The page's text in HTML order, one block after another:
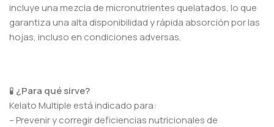
incluye una mezcla de micronutrientes quelatados, lo que
garantiza una alta disponibilidad y rápida absorción por las
hojas, incluso en condiciones adversas.
🧪 ¿Para qué sirve?
Kelato Multiple está indicado para:
– Prevenir y corregir deficiencias nutricionales de